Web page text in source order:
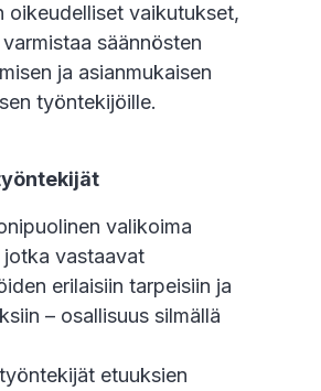
oikeudelliset vaikutukset,
säännösten
ja asianmukaisen
työntekijöille.
valikoima
jotka vastaavat
erilaisiin tarpeisiin ja
– osallisuus silmällä
etuuksien